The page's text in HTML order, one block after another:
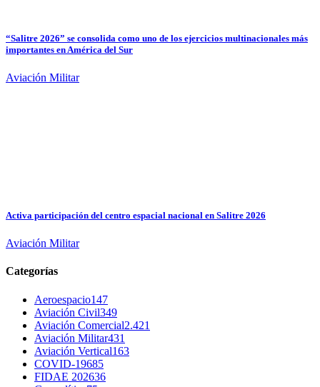
“Salitre 2026” se consolida como uno de los ejercicios multinacionales más
importantes en América del Sur
Aviación Militar
Activa participación del centro espacial nacional en Salitre 2026
Aviación Militar
Categorías
Aeroespacio147
Aviación Civil349
Aviación Comercial2.421
Aviación Militar431
Aviación Vertical163
COVID-19685
FIDAE 202636